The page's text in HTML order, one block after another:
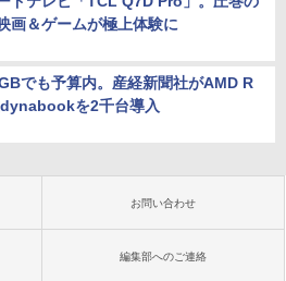
画＆ゲームが極上体験に
でも予算内。産経新聞社がAMD R
を2千台導入
お問い合わせ
編集部へのご連絡